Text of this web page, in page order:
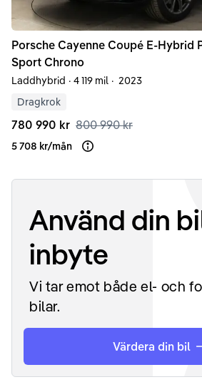
Porsche Cayenne Coupé E-Hybrid
Sport Chrono
Laddhybrid · 4 119 mil · 2023
Dragkrok
780 990 kr 800 990 kr
5 708 kr/mån Läs mer om finansiering
Använd din
inbyte
Vi tar emot både el- och
bilar.
Värdera din bil